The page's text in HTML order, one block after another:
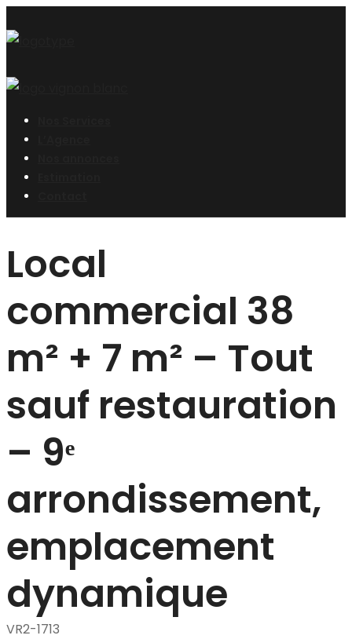
Local
commercial 38
m² + 7 m² – Tout
sauf restauration
– 9ᵉ
arrondissement,
emplacement
dynamique
VR2-1713